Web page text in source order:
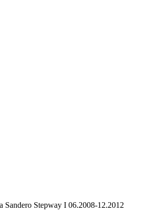
Sandero Stepway I 06.2008-12.2012